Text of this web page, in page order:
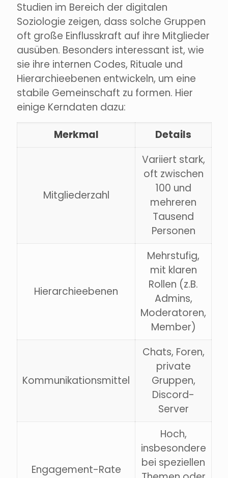
Studien im Bereich der digitalen
Soziologie zeigen, dass solche Gruppen
oft große Einflusskraft auf ihre Mitglieder
ausüben. Besonders interessant ist, wie
sie ihre internen Codes, Rituale und
Hierarchieebenen entwickeln, um eine
stabile Gemeinschaft zu formen. Hier
einige Kerndaten dazu:
Merkmal
Details
Mitgliederzahl
Variiert stark,
oft zwischen
100 und
mehreren
Tausend
Personen
Hierarchieebenen
Mehrstufig,
mit klaren
Rollen (z.B.
Admins,
Moderatoren,
Member)
Kommunikationsmittel
Chats, Foren,
private
Gruppen,
Discord-
Server
Engagement-Rate
Hoch,
insbesondere
bei speziellen